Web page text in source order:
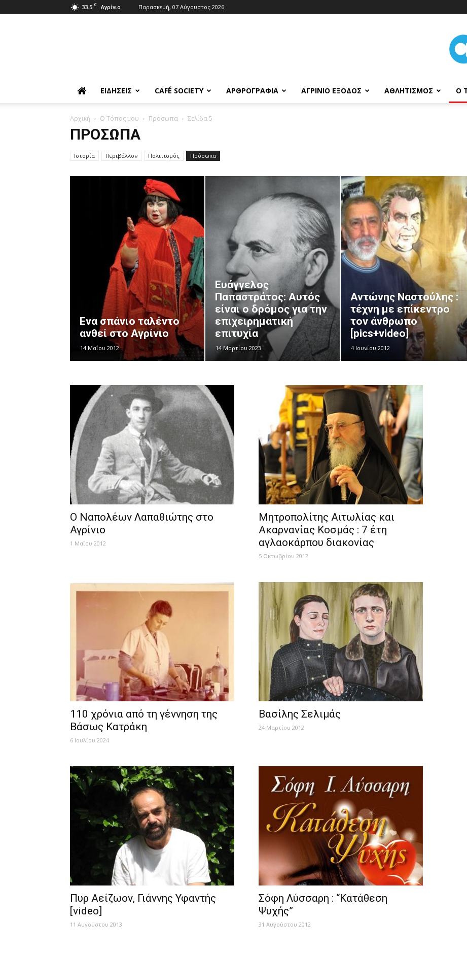
33.5 C Αγρίνιο Παρασκευή, 07 Αύγουστος 2026
ΕΙΔΉΣΕΙΣ CAFÉ SOCIETY ΑΡΘΡΟΓΡΑΦΊΑ ΑΓΡΊΝΙΟ ΈΞΟΔΟΣ ΑΘΛΗΤΙΣΜΌΣ Ο
Αρχική Ο Τόπος μου Πρόσωπα Σελίδα 5
ΠΡΌΣΩΠΑ
Ιστορία Περιβάλλον Πολιτισμός Πρόσωπα
Ενα σπάνιο ταλέντο
ανθεί στο Αγρίνιο
14 Μαΐου 2012
Ευάγγελος
Παπαστράτος: Αυτός
είναι ο δρόμος για την
επιχειρηματική
επιτυχία
14 Μαρτίου 2023
Αντώνης Ναστούλης :
τέχνη με επίκεντρο
τον άνθρωπο
[pics+video]
4 Ιουνίου 2012
Ο Ναπολέων Λαπαθιώτης στο
Αγρίνιο
1 Μαΐου 2012
Μητροπολίτης Αιτωλίας και
Ακαρνανίας Κοσμάς : 7 έτη
αγλαοκάρπου διακονίας
5 Οκτωβρίου 2012
110 χρόνια από τη γέννηση της
Βάσως Κατράκη
6 Ιουλίου 2024
Βασίλης Σελιμάς
24 Μαρτίου 2012
Πυρ Αείζωον, Γιάννης Υφαντής
[video]
11 Αυγούστου 2013
Σόφη Λύσσαρη : “Κατάθεση
Ψυχής”
31 Αυγούστου 2012